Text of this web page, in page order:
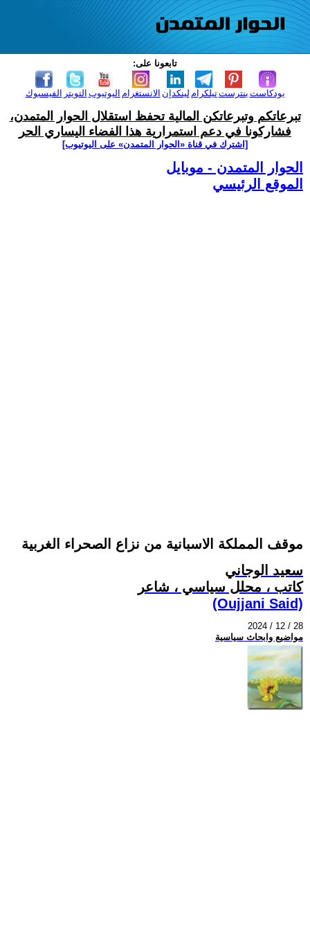
تابعونا على:
الفيسبوك التويتر اليوتيوب الانستغرام لينكدإن تيلكرامبنترست بودكاست
تبرعاتكم وتبرعاتكن المالية تحفظ استقلال الحوار المتمدن،
فشاركونا في دعم استمرارية هذا الفضاء اليساري الحر
[اشترك في قناة ‫«الحوار المتمدن» على اليوتيوب]
الحوار المتمدن - موبايل
الموقع الرئيسي
موقف المملكة الاسبانية من نزاع الصحراء الغربية
سعيد الوجاني
كاتب ، محلل سياسي ، شاعر
(Oujjani Said)
2024 / 12 / 28
مواضيع وابحاث سياسية